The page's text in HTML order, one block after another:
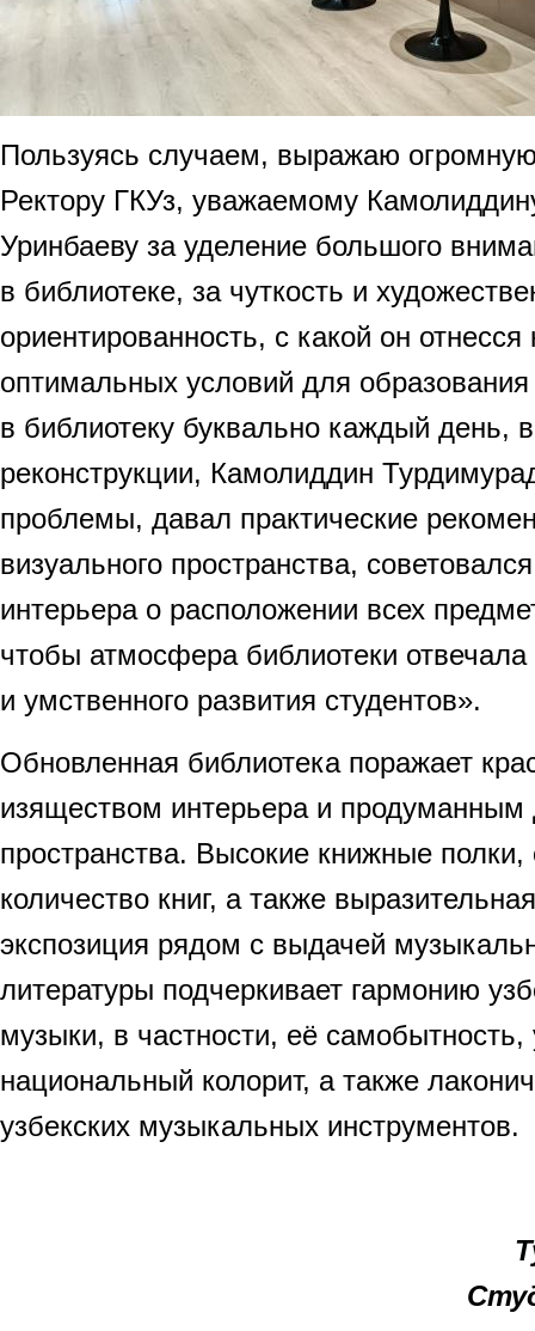
Пользуясь случаем, выражаю
Ректору ГКУз, уважаемому
Уринбаеву за уделение большого
в библиотеке, за чуткость и
ориентированность, с какой он
оптимальных условий для
в библиотеку буквально каждый день,
реконструкции, Камолиддин
проблемы, давал практические
визуального пространства,
интерьера о расположении всех
чтобы атмосфера библиотеки отвечала
и умственного развития студентов».
Обновленная библиотека поражает
изяществом интерьера и продуманным
пространства. Высокие книжные
количество книг, а также
экспозиция рядом с выдачей
литературы подчеркивает гармонию
музыки, в частности, её
национальный колорит, а также
узбекских музыкальных инструментов.